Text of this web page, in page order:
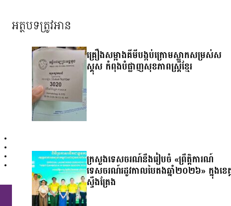
អត្ថបទត្រូវអាន
គ្រឿងសម្អាងគីមីបង្កប់ក្រោមស្លាកសម្រស់ស
ស្គុស កំពុងបំផ្លាញសុខភាពស្ត្រីខ្មែរ
ក្រសួងទេសចរណ៍នឹងរៀបចំ «ព្រឹត្តិការណ៍
ទេសចរណ៍រដូវកាលបៃតងឆ្នាំ២០២៦» ក្នុងខេ
ស្ទឹងត្រែង